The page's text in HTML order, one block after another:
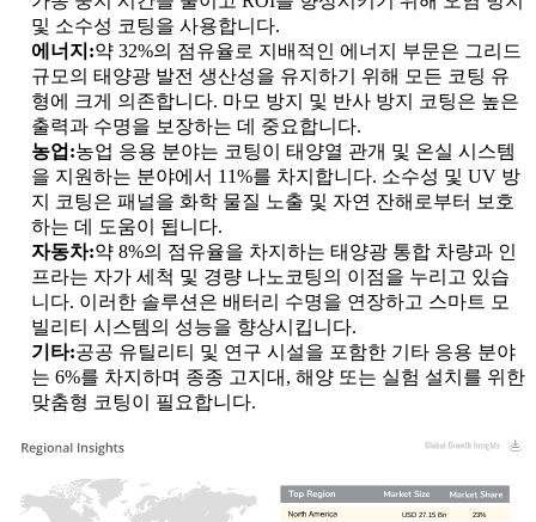
및 소수성 코팅을 사용합니다.
에너지:약 32%의 점유율로 지배적인 에너지 부문은 그리드
규모의 태양광 발전 생산성을 유지하기 위해 모든 코팅 유
형에 크게 의존합니다. 마모 방지 및 반사 방지 코팅은 높은
출력과 수명을 보장하는 데 중요합니다.
농업:농업 응용 분야는 코팅이 태양열 관개 및 온실 시스템
을 지원하는 분야에서 11%를 차지합니다. 소수성 및 UV 방
지 코팅은 패널을 화학 물질 노출 및 자연 잔해로부터 보호
하는 데 도움이 됩니다.
자동차:약 8%의 점유율을 차지하는 태양광 통합 차량과 인
프라는 자가 세척 및 경량 나노코팅의 이점을 누리고 있습
니다. 이러한 솔루션은 배터리 수명을 연장하고 스마트 모
빌리티 시스템의 성능을 향상시킵니다.
기타:공공 유틸리티 및 연구 시설을 포함한 기타 응용 분야
는 6%를 차지하며 종종 고지대, 해양 또는 실험 설치를 위한
맞춤형 코팅이 필요합니다.
23%
USD 27.15 Bn